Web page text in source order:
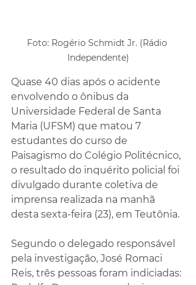
Foto: Rogério Schmidt Jr. (Rádio
Independente)
Quase 40 dias após o acidente
envolvendo o ônibus da
Universidade Federal de Santa
Maria (UFSM) que matou 7
estudantes do curso de
Paisagismo do Colégio Politécnico,
o resultado do inquérito policial foi
divulgado durante coletiva de
imprensa realizada na manhã
desta sexta-feira (23), em Teutônia.
Segundo o delegado responsável
pela investigação, José Romaci
Reis, três pessoas foram indiciadas: